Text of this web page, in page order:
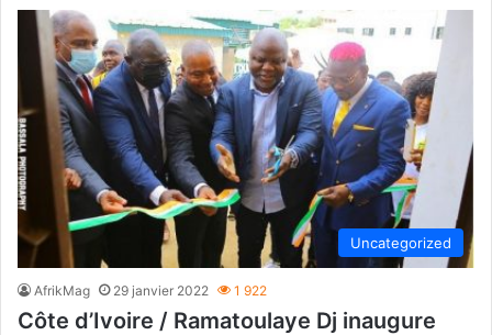
Uncategorized
AfrikMag 29 janvier 2022 1 922
Côte d’Ivoire / Ramatoulaye Dj inaugure